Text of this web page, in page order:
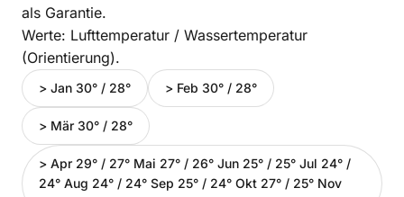
als Garantie.
Werte: Lufttemperatur / Wassertemperatur
(Orientierung).
> Jan 30° / 28° > Feb 30° / 28°
> Mär 30° / 28°
> Apr 29° / 27° Mai 27° / 26° Jun 25° / 25° Jul 24° /
24° Aug 24° / 24° Sep 25° / 24° Okt 27° / 25° Nov